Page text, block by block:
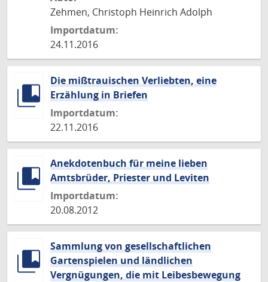
Zehmen, Christoph Heinrich Adolph
Importdatum:
24.11.2016
Die mißtrauischen Verliebten, eine
Erzählung in Briefen
Importdatum:
22.11.2016
Anekdotenbuch für meine lieben
Amtsbrüder, Priester und Leviten
Importdatum:
20.08.2012
Sammlung von gesellschaftlichen
Gartenspielen und ländlichen
Vergnügungen, die mit Leibesbewegung